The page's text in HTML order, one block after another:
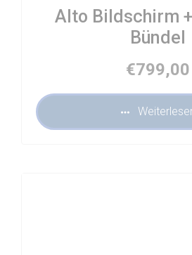
Alto Bildschirm
Bündel
€799,00